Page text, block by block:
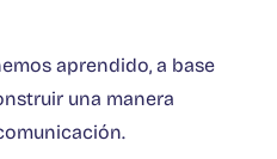
aprendido, a base
una manera